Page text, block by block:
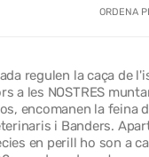
ORDENA
regulen la caça de
a les NOSTRES
encomanen la feina
i Banders.
en perill ho son a